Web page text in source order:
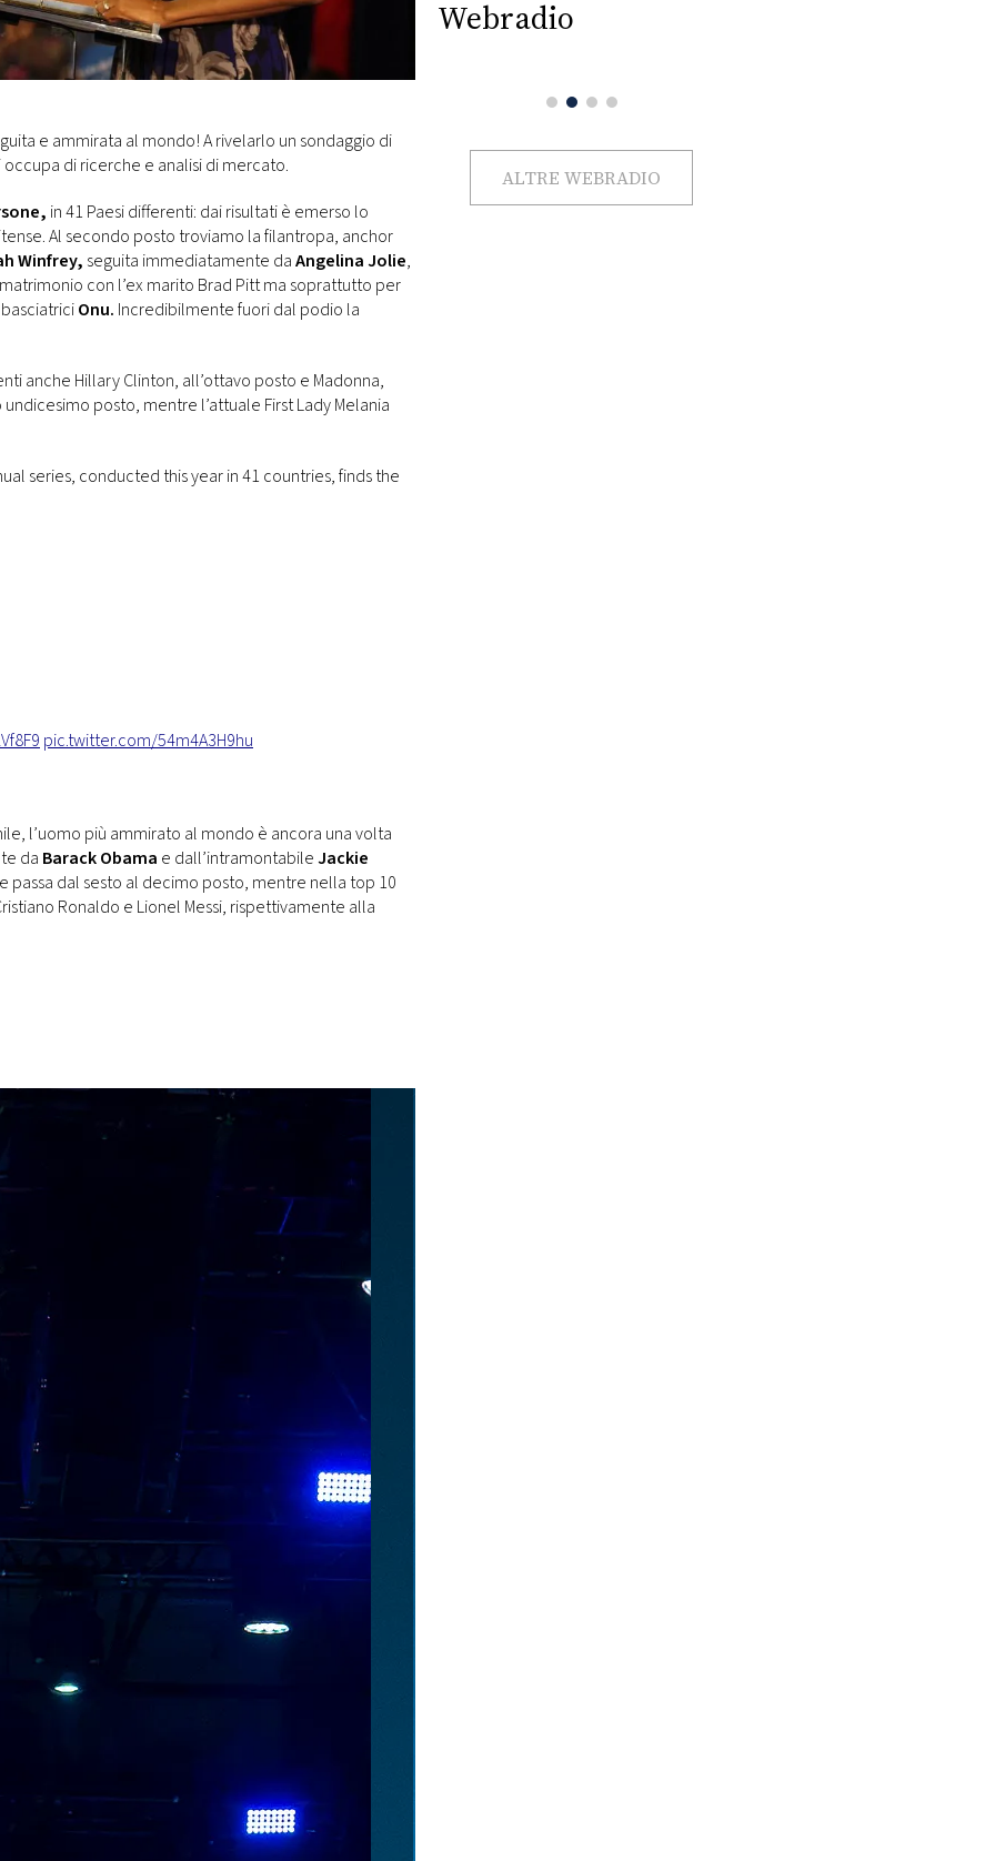
e ammirata al mondo! A rivelarlo un sondaggio di
di ricerche e analisi di mercato.
in 41 Paesi differenti: dai risultati è emerso lo
Al secondo posto troviamo la filantropa, anchor
Winfrey, seguita immediatamente daAngelina Jolie,
con l’ex marito Brad Pitt ma soprattutto per
Onu. Incredibilmente fuori dal podio la
anche Hillary Clinton, all’ottavo posto e Madonna,
posto, mentre l’attuale First Lady Melania
series, conducted this year in 41 countries, finds the
pic.twitter.com/54m4A3H9hu
l’uomo più ammirato al mondo è ancora una volta
da Barack Obama e dall’intramontabileJackie
passa dal sesto al decimo posto, mentre nella top 10
Ronaldo e Lionel Messi, rispettivamente alla
Webradio
ALTRE WEBRADIO